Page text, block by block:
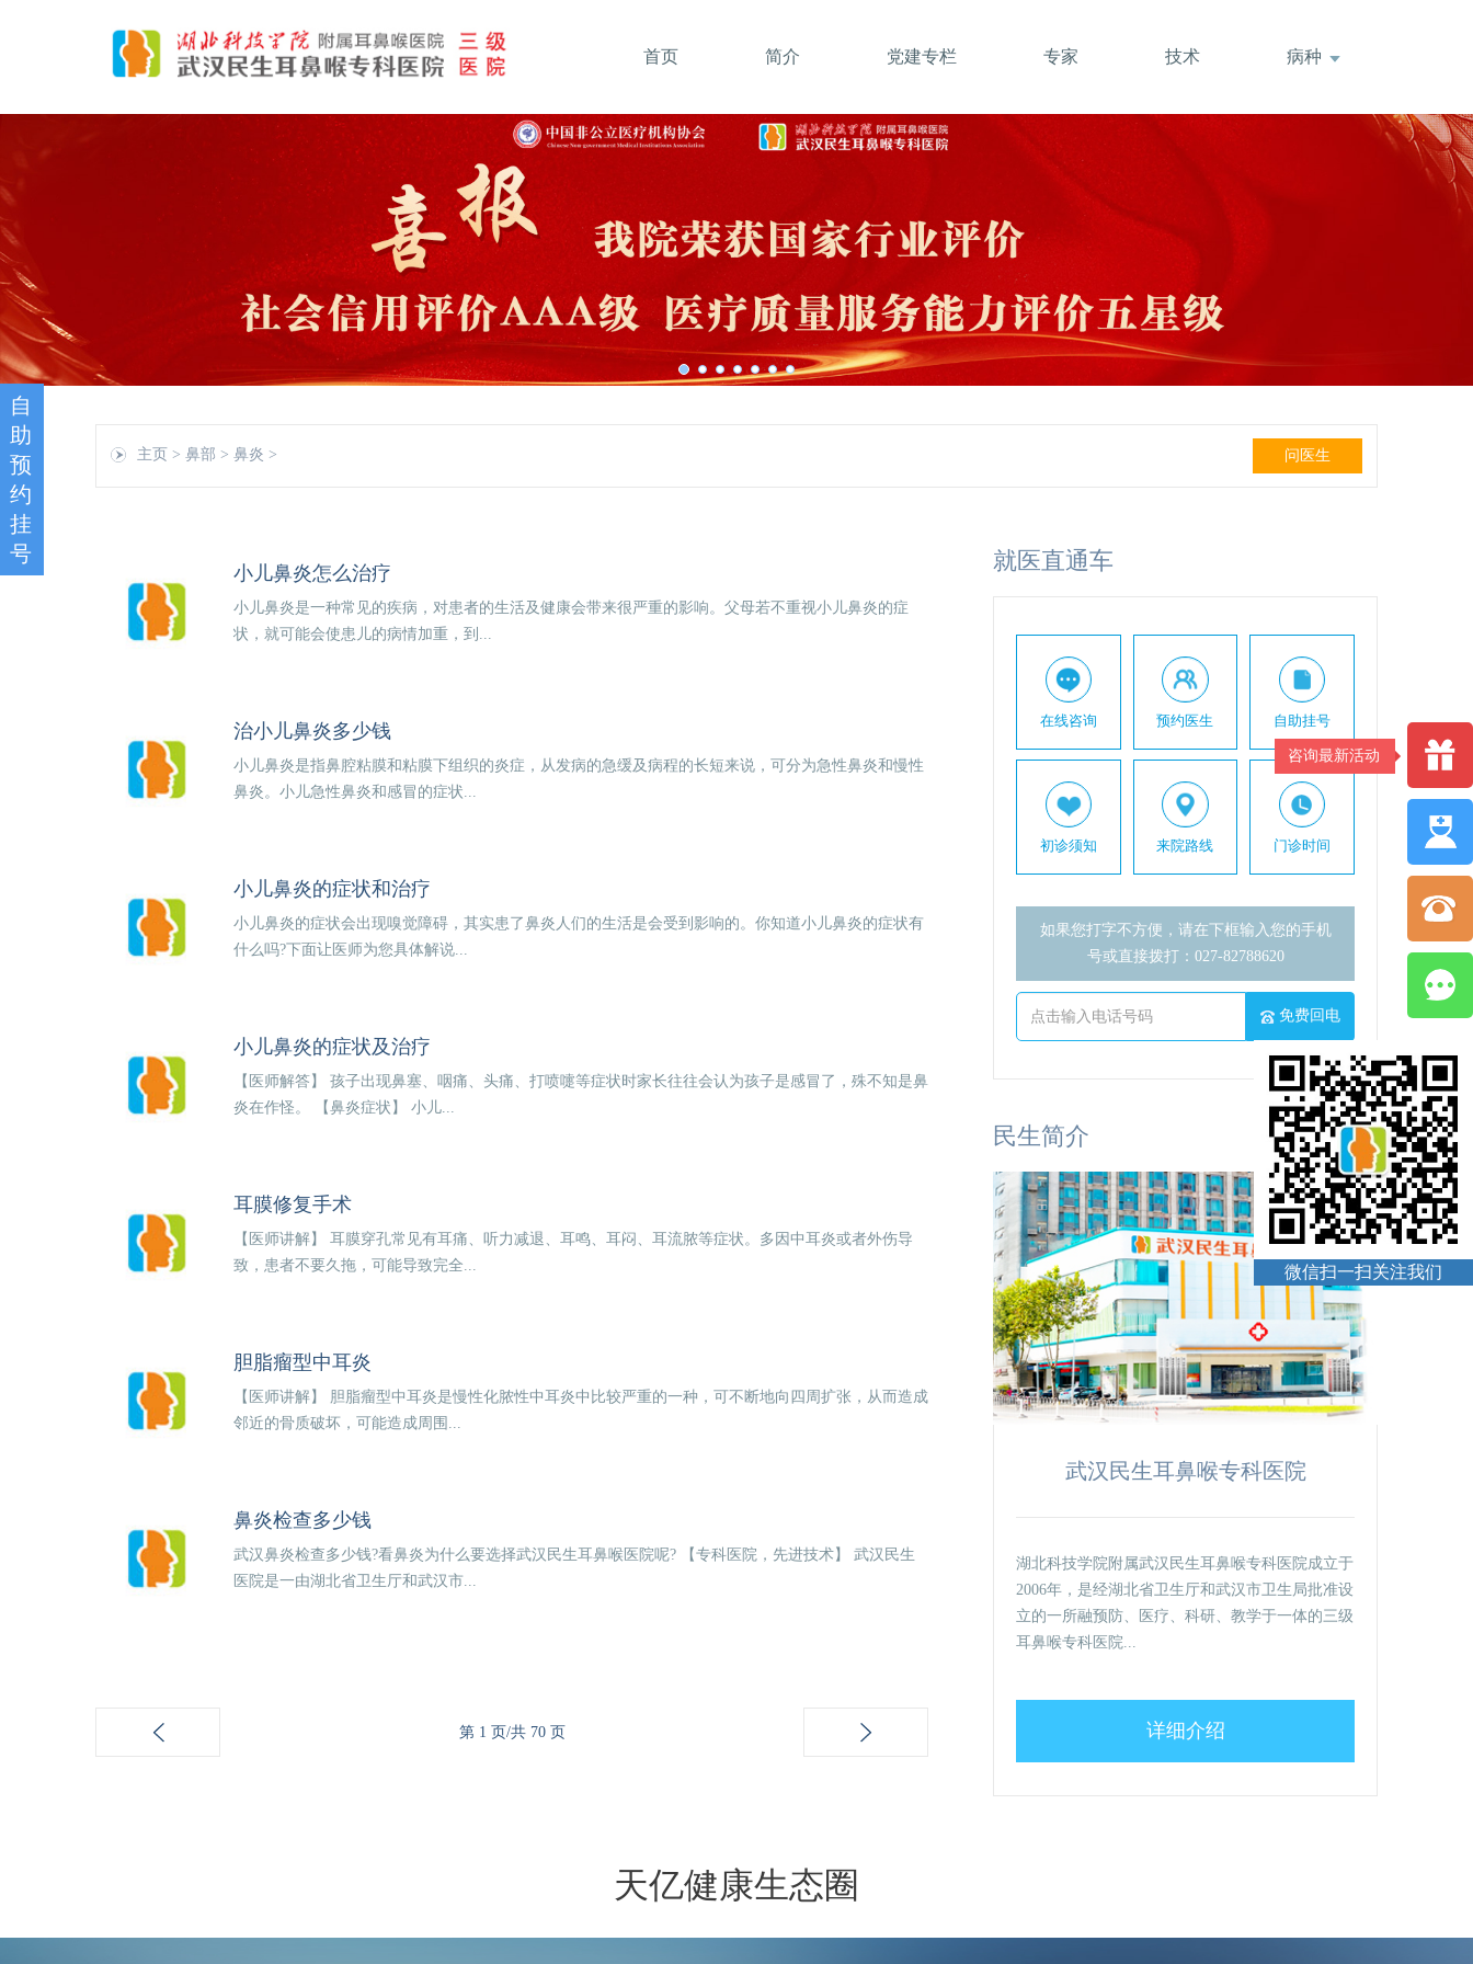
咨询最新活动
微信扫一扫关注我们
首页 简介 党建专栏 专家 技术 病种
主页 > 鼻部 > 鼻炎 > 问医生
小儿鼻炎怎么治疗
小儿鼻炎是一种常见的疾病，对患者的生活及健康会带来很严重的影响。父母若不重视小儿鼻炎的症
状，就可能会使患儿的病情加重，到...
治小儿鼻炎多少钱
小儿鼻炎是指鼻腔粘膜和粘膜下组织的炎症，从发病的急缓及病程的长短来说，可分为急性鼻炎和慢性
鼻炎。小儿急性鼻炎和感冒的症状...
小儿鼻炎的症状和治疗
小儿鼻炎的症状会出现嗅觉障碍，其实患了鼻炎人们的生活是会受到影响的。你知道小儿鼻炎的症状有
什么吗?下面让医师为您具体解说...
小儿鼻炎的症状及治疗
【医师解答】 孩子出现鼻塞、咽痛、头痛、打喷嚏等症状时家长往往会认为孩子是感冒了，殊不知是鼻
炎在作怪。 【鼻炎症状】 小儿...
耳膜修复手术
【医师讲解】 耳膜穿孔常见有耳痛、听力减退、耳鸣、耳闷、耳流脓等症状。多因中耳炎或者外伤导
致，患者不要久拖，可能导致完全...
胆脂瘤型中耳炎
【医师讲解】 胆脂瘤型中耳炎是慢性化脓性中耳炎中比较严重的一种，可不断地向四周扩张，从而造成
邻近的骨质破坏，可能造成周围...
鼻炎检查多少钱
武汉鼻炎检查多少钱?看鼻炎为什么要选择武汉民生耳鼻喉医院呢? 【专科医院，先进技术】 武汉民生
医院是一由湖北省卫生厅和武汉市...
第 1 页/共 70 页
就医直通车
在线咨询 预约医生 自助挂号
初诊须知 来院路线 门诊时间
如果您打字不方便，请在下框输入您的手机
号或直接拨打：027-82788620
免费回电
民生简介
武汉民生耳鼻喉专科医院
湖北科技学院附属武汉民生耳鼻喉专科医院成立于
2006年，是经湖北省卫生厅和武汉市卫生局批准设
立的一所融预防、医疗、科研、教学于一体的三级
耳鼻喉专科医院...
详细介绍
天亿健康生态圈
自
助
预
约
挂
号